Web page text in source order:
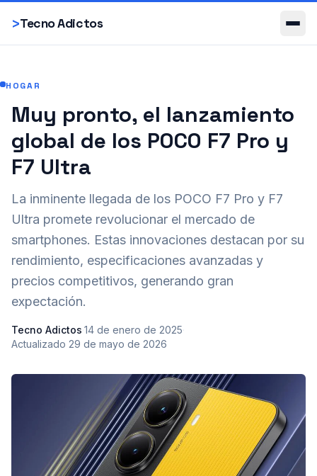
>Tecno Adictos
Smartphones
HOGAR
Muy pronto, el lanzamiento
global de los POCO F7 Pro y
F7 Ultra
La inminente llegada de los POCO F7 Pro y F7
Ultra promete revolucionar el mercado de
smartphones. Estas innovaciones destacan por su
rendimiento, especificaciones avanzadas y
precios competitivos, generando gran
expectación.
Tecno Adictos·14 de enero de 2025·
Actualizado 29 de mayo de 2026